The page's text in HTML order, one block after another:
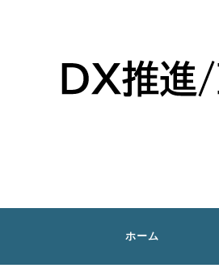
ホーム